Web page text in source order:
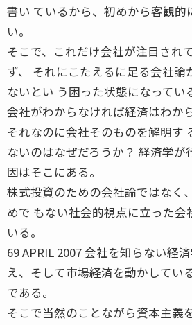
書い ているから、初めから客観的
い。
そこで、これだけ会社が注目され
ず、 それにこたえるに足る会社論
ないとい う困った状態になってい
会社がわからなければ経済はわか
それなのに会社そのものを解明す
ないのはなぜだろうか？ 経済学が
因はそこにある。
株式投資のための会社論ではなく
めで もない社会的視点に立った会
いる。
69 APRIL 2007 会社を知らない経
え、そして市場経済を動かしてい
である。
そこで当然のことながら資本主義